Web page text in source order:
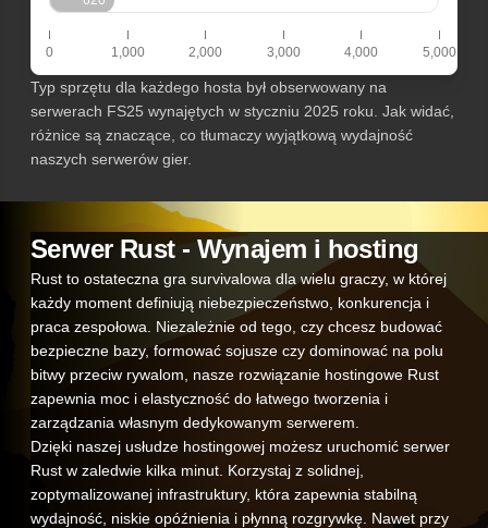
0 1,000 2,000 3,000 4,000 5,000
Typ sprzętu dla każdego hosta był obserwowany na
serwerach FS25 wynajętych w styczniu 2025 roku. Jak widać,
różnice są znaczące, co tłumaczy wyjątkową wydajność
naszych serwerów gier.
Serwer Rust - Wynajem i hosting
Rust to ostateczna gra survivalowa dla wielu graczy, w której
każdy moment definiują niebezpieczeństwo, konkurencja i
praca zespołowa. Niezależnie od tego, czy chcesz budować
bezpieczne bazy, formować sojusze czy dominować na polu
bitwy przeciw rywalom, nasze rozwiązanie hostingowe Rust
zapewnia moc i elastyczność do łatwego tworzenia i
zarządzania własnym dedykowanym serwerem.
Dzięki naszej usłudze hostingowej możesz uruchomić serwer
Rust w zaledwie kilka minut. Korzystaj z solidnej,
zoptymalizowanej infrastruktury, która zapewnia stabilną
wydajność, niskie opóźnienia i płynną rozgrywkę. Nawet przy